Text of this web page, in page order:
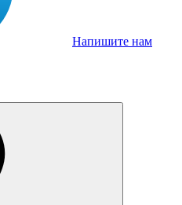
Напишите нам